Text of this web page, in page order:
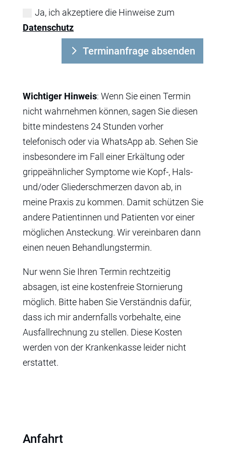
Ja, ich akzeptiere die Hinweise zum
Datenschutz
Terminanfrage absenden
Wichtiger Hinweis: Wenn Sie einen Termin
nicht wahrnehmen können, sagen Sie diesen
bitte mindestens 24 Stunden vorher
telefonisch oder via WhatsApp ab. Sehen Sie
insbesondere im Fall einer Erkältung oder
grippeähnlicher Symptome wie Kopf-, Hals-
und/oder Gliederschmerzen davon ab, in
meine Praxis zu kommen. Damit schützen Sie
andere Patientinnen und Patienten vor einer
möglichen Ansteckung. Wir vereinbaren dann
einen neuen Behandlungstermin.
Nur wenn Sie Ihren Termin rechtzeitig
absagen, ist eine kostenfreie Stornierung
möglich. Bitte haben Sie Verständnis dafür,
dass ich mir andernfalls vorbehalte, eine
Ausfallrechnung zu stellen. Diese Kosten
werden von der Krankenkasse leider nicht
erstattet.
Anfahrt